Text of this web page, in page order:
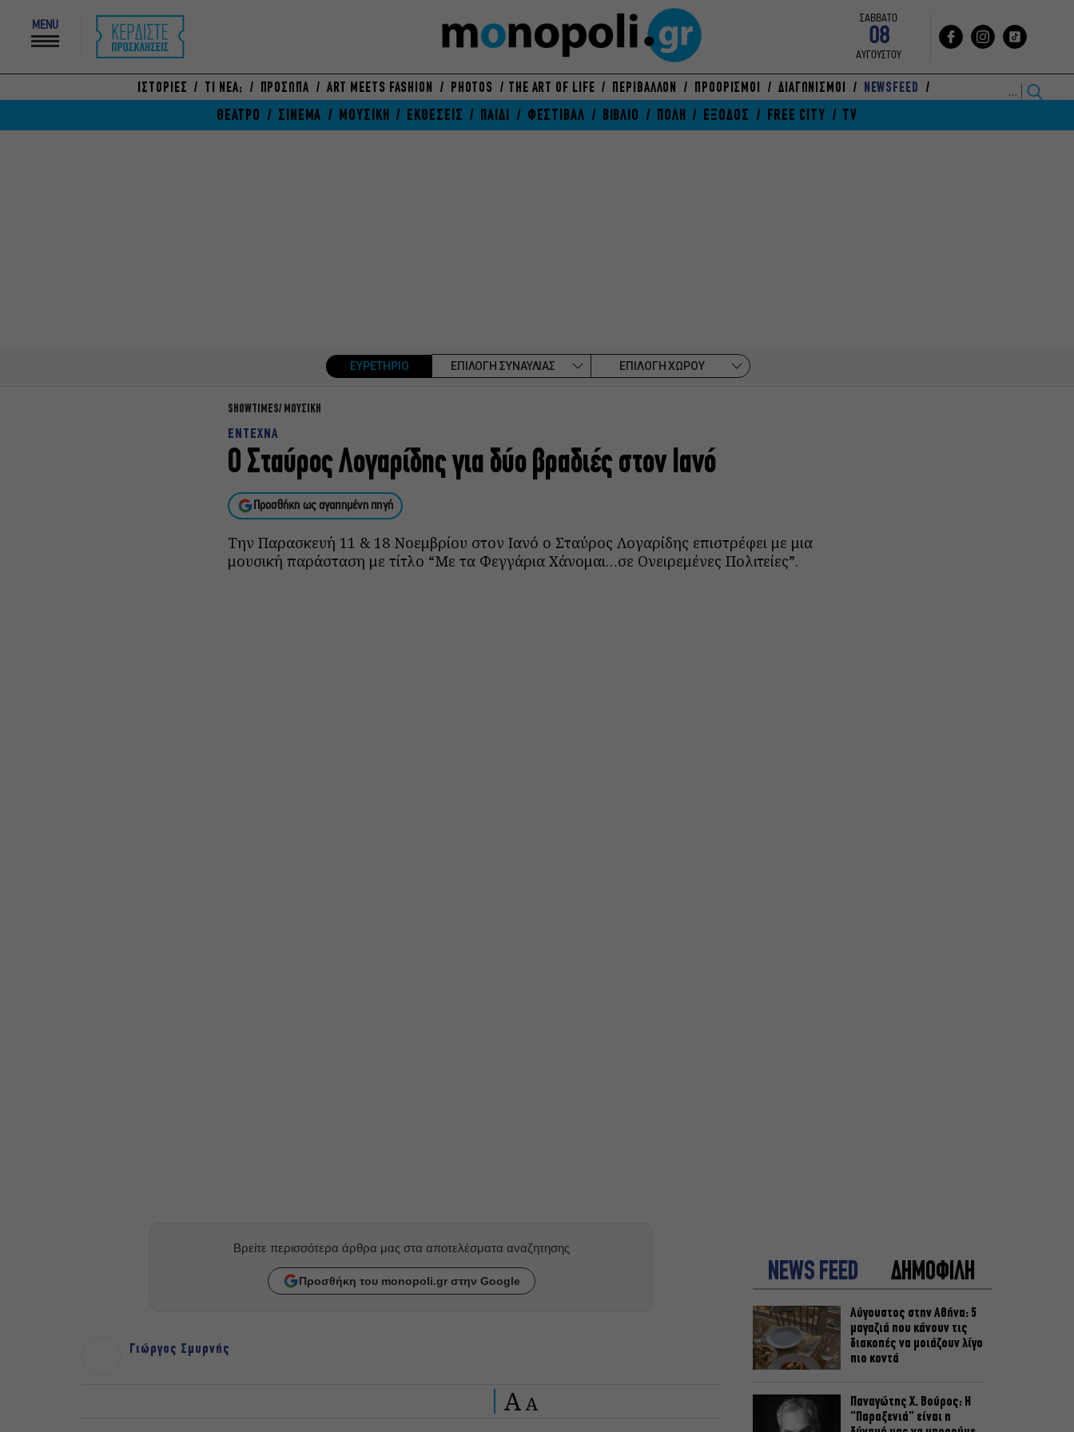
MENU
ΣΑΒΒΑΤΟ
08
ΑΥΓΟΥΣΤΟΥ
ΙΣΤΟΡΙΕΣ ΤΙ ΝΕΑ; ΠΡΟΣΩΠΑ ART MEETS FASHION PHOTOS THE ART OF LIFE ΠΕΡΙΒΑΛΛΟΝ ΠΡΟΟΡΙΣΜΟΙ ΔΙΑΓΩΝΙΣΜΟΙ NEWSFEED
ΘΕΑΤΡΟ ΣΙΝΕΜΑ ΜΟΥΣΙΚΗ ΕΚΘΕΣΕΙΣ ΠΑΙΔΙ ΦΕΣΤΙΒΑΛ ΒΙΒΛΙΟ ΠΟΛΗ ΕΞΟΔΟΣ FREE CITY TV
ΕΥΡΕΤΗΡΙΟ ΕΠΙΛΟΓΗ ΣΥΝΑΥΛΙΑΣ ΕΠΙΛΟΓΗ ΧΩΡΟΥ
SHOWTIMES ΜΟΥΣΙΚΗ
ΕΝΤΕΧΝΑ
Ο Σταύρος Λογαρίδης για δύο βραδιές στον Ιανό
Προσθήκη ως αγαπημένη πηγή
Την Παρασκευή 11 & 18 Νοεμβρίου στον Ιανό ο Σταύρος Λογαρίδης επιστρέφει με μια
μουσική παράσταση με τίτλο “Με τα Φεγγάρια Χάνομαι…σε Ονειρεμένες Πολιτείες”.
Βρείτε περισσότερα άρθρα μας στα αποτελέσματα αναζητησης
Προσθήκη του monopoli.gr στην Google
Γιώργος Σμυρνής
A A
NEWS FEED ΔΗΜΟΦΙΛΗ
Αύγουστος στην Αθήνα: 5
μαγαζιά που κάνουν τις
διακοπές να μοιάζουν λίγο
πιο κοντά
Παναγώτης Χ. Βούρος: Η
“Παραξενιά” είναι η